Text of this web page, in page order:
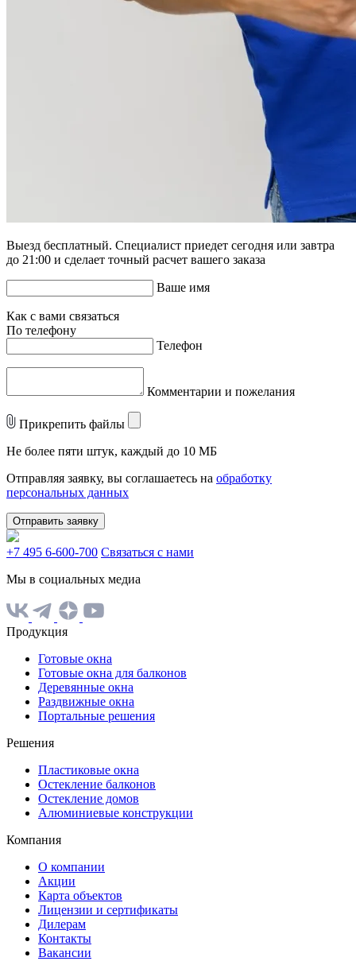
Выезд бесплатный. Специалист приедет сегодня или завтра
до 21:00 и сделает точный расчет вашего заказа
Ваше имя
Как с вами связаться
По телефону
Телефон
Комментарии и пожелания
Прикрепить файлы
Не более пяти штук, каждый до 10 МБ
Отправляя заявку, вы соглашаетесь на обработку
персональных данных
Отправить заявку
+7 495 6-600-700 Связаться с нами
Мы в социальных медиа
Продукция
Готовые окна
Готовые окна для балконов
Деревянные окна
Раздвижные окна
Портальные решения
Решения
Пластиковые окна
Остекление балконов
Остекление домов
Алюминиевые конструкции
Компания
О компании
Акции
Карта объектов
Лицензии и сертификаты
Дилерам
Контакты
Вакансии